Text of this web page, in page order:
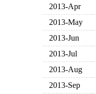
2013-Apr
2013-May
2013-Jun
2013-Jul
2013-Aug
2013-Sep